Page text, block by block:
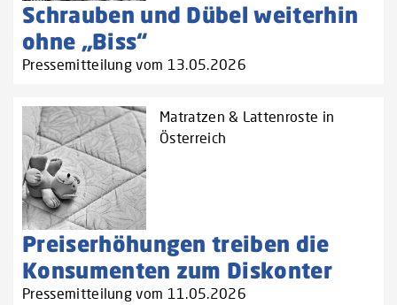
Schrauben und Dübel weiterhin
ohne „Biss“
Pressemitteilung vom 13.05.2026
Matratzen & Lattenroste in
Österreich
Preiserhöhungen treiben die
Konsumenten zum Diskonter
Pressemitteilung vom 11.05.2026